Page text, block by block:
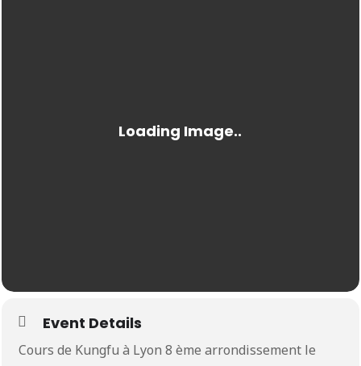
Event Details
Cours de Kungfu à Lyon 8 ème arrondissement le